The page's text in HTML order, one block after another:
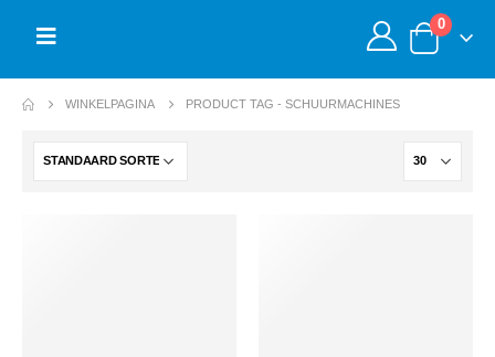
0
WINKELPAGINA PRODUCT TAG -SCHUURMACHINES